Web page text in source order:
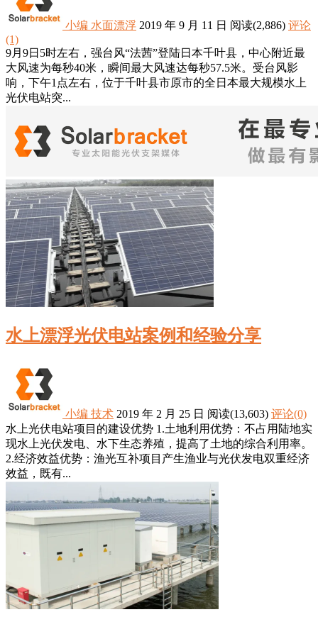
小编 水面漂浮 2019 年 9 月 11 日 阅读(2,886) 评论
(1)
9月9日5时左右，强台风“法茜”登陆日本千叶县，中心附近最
大风速为每秒40米，瞬间最大风速达每秒57.5米。受台风影
响，下午1点左右，位于千叶县市原市的全日本最大规模水上
光伏电站突...
水上漂浮光伏电站案例和经验分享
小编 技术 2019 年 2 月 25 日 阅读(13,603) 评论(0)
水上光伏电站项目的建设优势 1.土地利用优势：不占用陆地实
现水上光伏发电、水下生态养殖，提高了土地的综合利用率。
2.经济效益优势：渔光互补项目产生渔业与光伏发电双重经济
效益，既有...